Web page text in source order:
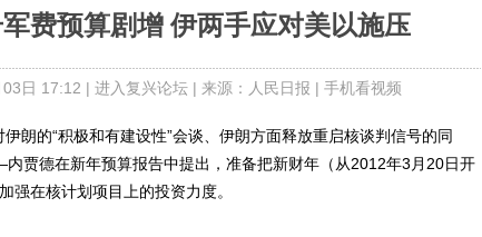
费预算剧增 伊两手应对美以施压
日 17:12 | 进入复兴论坛| 来源：人民日报 | 手机看视频
的“积极和有建设性”会谈、伊朗方面释放重启核谈判信号的同
贾德在新年预算报告中提出，准备把新财年（从2012年3月20日开
强在核计划项目上的投资力度。